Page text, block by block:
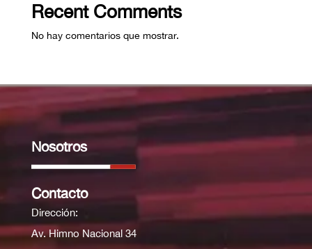
Recent Comments
No hay comentarios que mostrar.
Nosotros
Contacto
Dirección:
Av. Himno Nacional 34